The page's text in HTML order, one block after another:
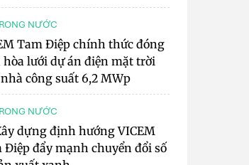
NƯỚC
Tam Điệp chính thức đóng
hòa lưới dự án điện mặt trời
công suất 6,2 MWp
NƯỚC
dựng định hướng VICEM
Điệp đẩy mạnh chuyển đổi số